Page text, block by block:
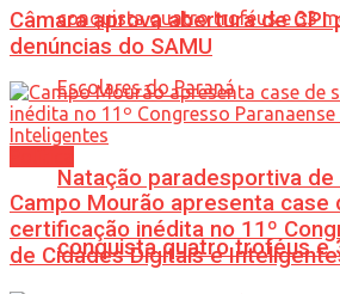
Natação paradesportiva de
conquista quatro troféus e
Câmara aprova abertura de CPI
denúncias do SAMU
Campo Mourão apresenta case
certificação inédita no 11º
de Cidades Digitais e